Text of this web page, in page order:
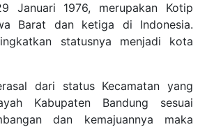
Januari 1976, merupakan Kotip
Barat dan ketiga di Indonesia.
statusnya menjadi kota
dari status Kecamatan yang
Kabupaten Bandung sesuai
dan kemajuannya maka